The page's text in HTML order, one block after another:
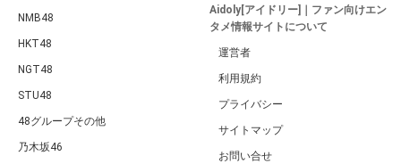
NMB48
HKT48
NGT48
STU48
48グループその他
乃木坂46
Aidoly[アイドリー]｜ファン向けエン
タメ情報サイトについて
運営者
利用規約
プライバシー
サイトマップ
お問い合せ